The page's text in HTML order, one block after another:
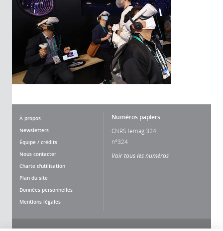
À propos
Newsletters
Équipe / crédits
Nous contacter
Charte d'utilisation
Plan du site
Données personnelles
Mentions légales
Numéros papiers
CNRS lemag 324
n°324
Voir tous les numéros